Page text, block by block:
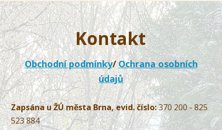
Kontakt
Obchodní podmínky/Ochrana osobních
údajů
Zapsána u ŽÚ města Brna, evid. číslo:370 200 - 825
523 884